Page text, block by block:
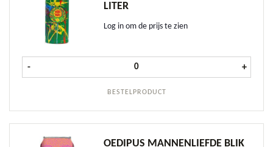
LITER
Log in om de prijs te zien
BESTELPRODUCT
- Oedipus Thai Thai fust 20 liter
+
OEDIPUS MANNENLIEFDE BLIK